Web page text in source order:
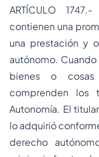
ARTÍCULO
contienen una
una prestación y
autónomo.
bienes o cosas
comprenden los
Autonomía. El
lo adquirió
derecho